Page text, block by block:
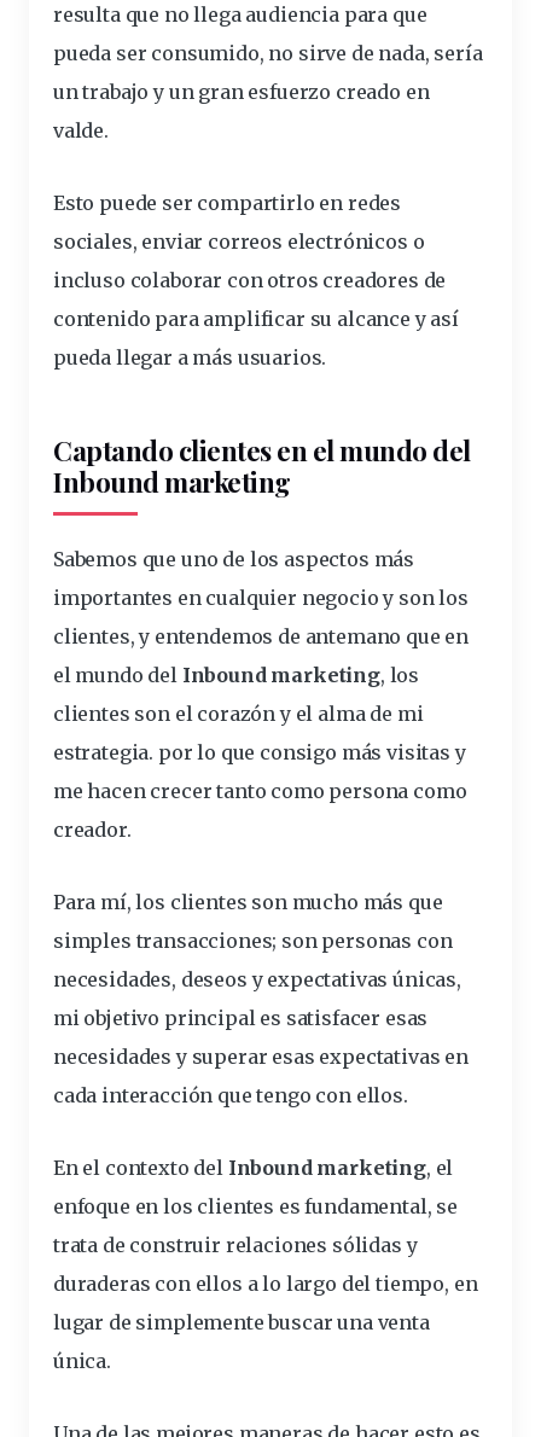
resulta que no llega audiencia para que
pueda ser consumido, no sirve de nada, sería
un trabajo y un gran esfuerzo creado en
valde.
Esto puede ser compartirlo en redes
sociales, enviar correos electrónicos o
incluso colaborar con otros creadores de
contenido para amplificar su alcance y así
pueda llegar a más usuarios.
Captando clientes en el mundo del
Inbound marketing
Sabemos que uno de los aspectos más
importantes en cualquier negocio y son los
clientes, y entendemos de antemano que en
el mundo del Inbound marketing, los
clientes son el corazón y el alma de mi
estrategia. por lo que consigo más visitas y
me hacen crecer tanto como persona como
creador.
Para mí, los clientes son mucho más que
simples transacciones; son personas con
necesidades, deseos y expectativas únicas,
mi objetivo principal es satisfacer esas
necesidades y superar esas expectativas en
cada interacción que tengo con ellos.
En el contexto del Inbound marketing, el
enfoque en los clientes es fundamental, se
trata de construir relaciones sólidas y
duraderas con ellos a lo largo del tiempo, en
lugar de simplemente buscar una venta
única.